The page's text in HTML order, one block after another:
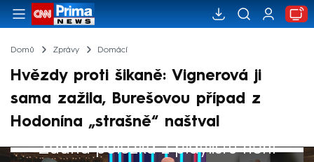
Domů Zprávy Domácí
Hvězdy proti šikaně: Vignerová ji
sama zažila, Burešovou případ z
Hodonína „strašně“ naštval
Žádná položka z playlistu není